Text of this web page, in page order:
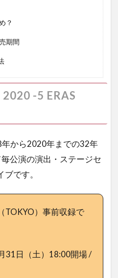
？
期間
2020 -5 ERAS
年から2020年までの32年
公演の演出・ステージセ
です。
）事前収録で
31日（土）18:00開場 /